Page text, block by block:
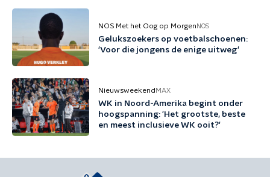
NOS Met het Oog op Morgen NOS
Gelukszoekers op voetbalschoenen:
'Voor die jongens de enige uitweg'
Nieuwsweekend MAX
WK in Noord-Amerika begint onder
hoogspanning: 'Het grootste, beste
en meest inclusieve WK ooit?'